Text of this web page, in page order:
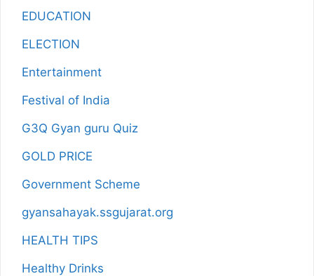
EDUCATION
ELECTION
Entertainment
Festival of India
G3Q Gyan guru Quiz
GOLD PRICE
Government Scheme
gyansahayak.ssgujarat.org
HEALTH TIPS
Healthy Drinks